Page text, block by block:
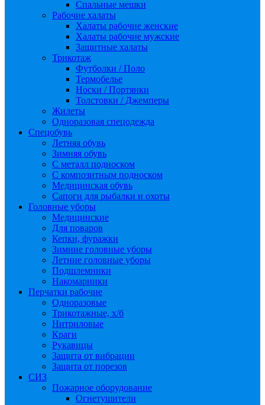
Спальные мешки
Рабочие халаты
Халаты рабочие женские
Халаты рабочие мужские
Защитные халаты
Трикотаж
Футболки / Поло
Термобелье
Носки / Портянки
Толстовки / Джемперы
Жилеты
Одноразовая спецодежда
Спецобувь
Летняя обувь
Зимняя обувь
С металл подноском
С композитным подноском
Медицинская обувь
Сапоги для рыбалки и охоты
Головные уборы
Медицинские
Для поваров
Кепки, фуражки
Зимние головные уборы
Летние головные уборы
Подшлемники
Накомарники
Перчатки рабочие
Одноразовые
Трикотажные, х/б
Нитриловые
Краги
Рукавицы
Защита от вибрации
Защита от порезов
СИЗ
Пожарное оборудование
Огнетушители